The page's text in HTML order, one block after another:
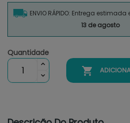
ENVIO RÁPIDO: Entrega estimada
13 de agosto
Quantidade
